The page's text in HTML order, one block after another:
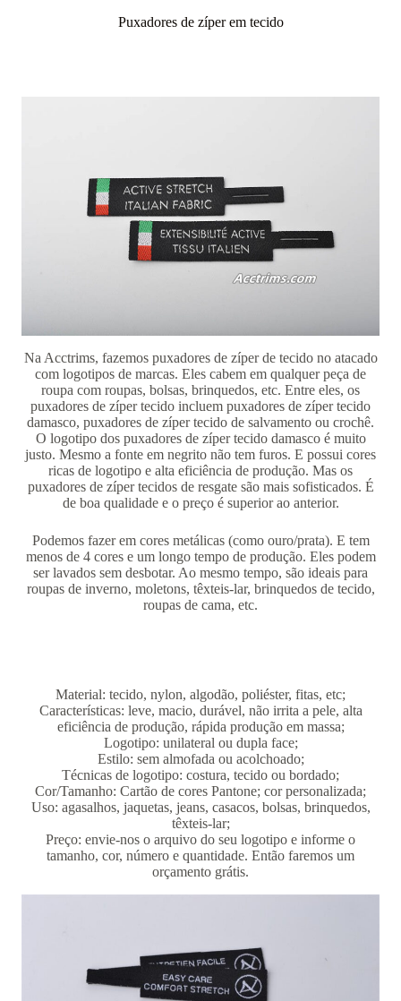
Puxadores de zíper em tecido
Na Acctrims, fazemos puxadores de zíper de tecido no atacado
com logotipos de marcas. Eles cabem em qualquer peça de
roupa com roupas, bolsas, brinquedos, etc. Entre eles, os
puxadores de zíper tecido incluem puxadores de zíper tecido
damasco, puxadores de zíper tecido de salvamento ou crochê.
O logotipo dos puxadores de zíper tecido damasco é muito
justo. Mesmo a fonte em negrito não tem furos. E possui cores
ricas de logotipo e alta eficiência de produção. Mas os
puxadores de zíper tecidos de resgate são mais sofisticados. É
de boa qualidade e o preço é superior ao anterior.
Podemos fazer em cores metálicas (como ouro/prata). E tem
menos de 4 cores e um longo tempo de produção. Eles podem
ser lavados sem desbotar. Ao mesmo tempo, são ideais para
roupas de inverno, moletons, têxteis-lar, brinquedos de tecido,
roupas de cama, etc.
Material: tecido, nylon, algodão, poliéster, fitas, etc;
Características: leve, macio, durável, não irrita a pele, alta
eficiência de produção, rápida produção em massa;
Logotipo: unilateral ou dupla face;
Estilo: sem almofada ou acolchoado;
Técnicas de logotipo: costura, tecido ou bordado;
Cor/Tamanho: Cartão de cores Pantone; cor personalizada;
Uso: agasalhos, jaquetas, jeans, casacos, bolsas, brinquedos,
têxteis-lar;
Preço: envie-nos o arquivo do seu logotipo e informe o
tamanho, cor, número e quantidade. Então faremos um
orçamento grátis.